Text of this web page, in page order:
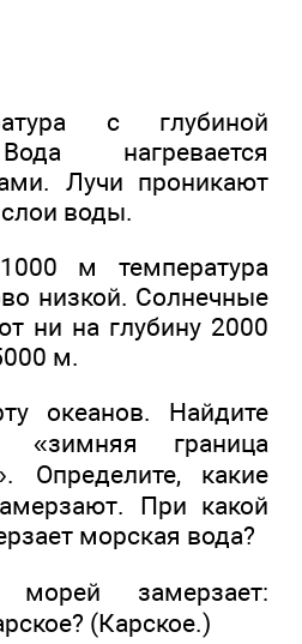
с глубиной
нагревается
Лучи проникают
воды.
м температура
низкой. Солнечные
ни на глубину 2000
м.
океанов. Найдите
«зимняя граница
Определите, какие
При какой
морская вода?
замерзает:
(Карское.)